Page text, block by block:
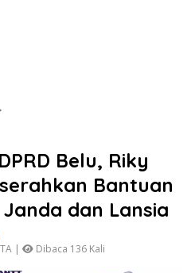
Belu, Riky
Bantuan
dan Lansia
|
Dibaca 136 Kali